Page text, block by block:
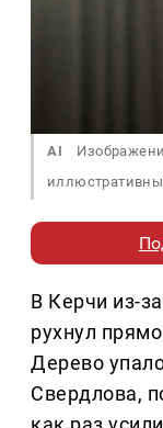
AI
В Керчи из-
рухнул
Дерево
Свердлова,